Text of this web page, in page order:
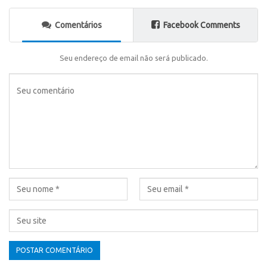
Comentários Facebook Comments
Seu endereço de email não será publicado.